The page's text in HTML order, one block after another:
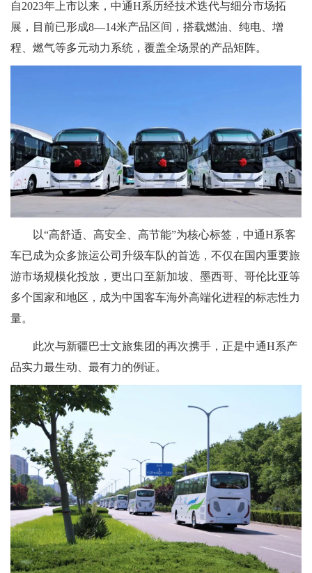
自2023年上市以来，中通H系历经技术迭代与细分市场拓
展，目前已形成8—14米产品区间，搭载燃油、纯电、增
程、燃气等多元动力系统，覆盖全场景的产品矩阵。
以“高舒适、高安全、高节能”为核心标签，中通H系客
车已成为众多旅运公司升级车队的首选，不仅在国内重要旅
游市场规模化投放，更出口至新加坡、墨西哥、哥伦比亚等
多个国家和地区，成为中国客车海外高端化进程的标志性力
量。
此次与新疆巴士文旅集团的再次携手，正是中通H系产
品实力最生动、最有力的例证。